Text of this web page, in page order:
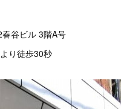
谷ビル 3階A号
り徒歩30秒